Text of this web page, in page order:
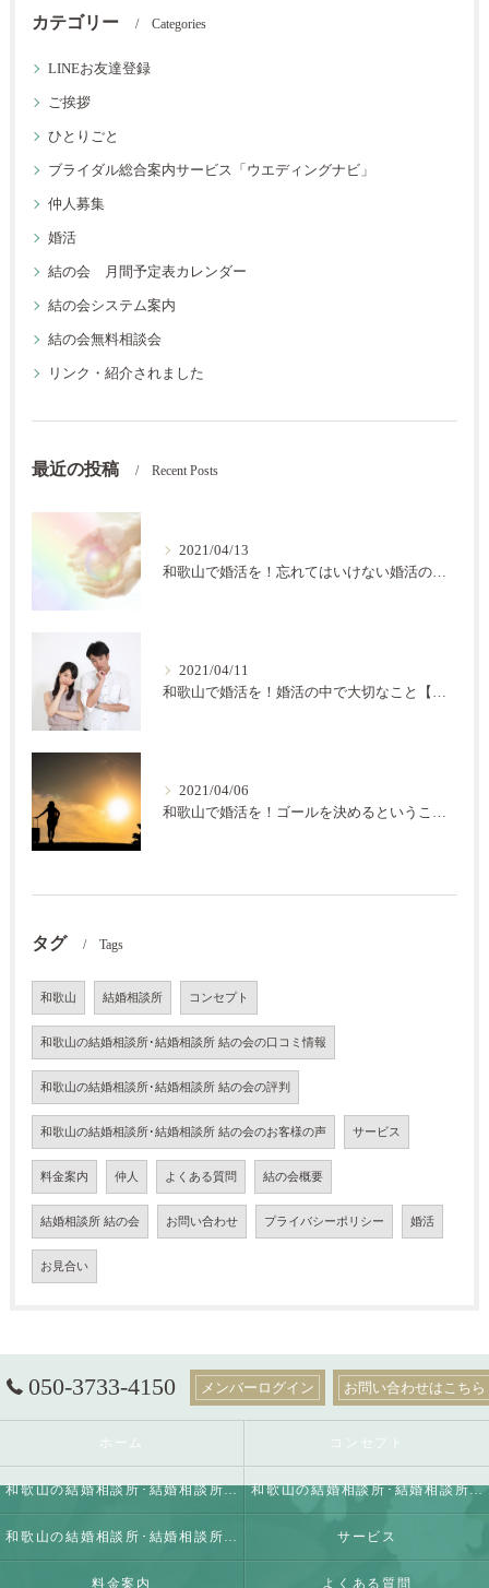
カテゴリー Categories
LINEお友達登録
ご挨拶
ひとりごと
ブライダル総合案内サービス「ウエディングナビ」
仲人募集
婚活
結の会 月間予定表カレンダー
結の会システム案内
結の会無料相談会
リンク・紹介されました
最近の投稿 Recent Posts
2021/04/13
和歌山で婚活を！忘れてはいけない婚活の秘訣【結の会】
2021/04/11
和歌山で婚活を！婚活の中で大切なこと【結の会】
2021/04/06
和歌山で婚活を！ゴールを決めるということ【結の会】
タグ Tags
和歌山 結婚相談所 コンセプト
和歌山の結婚相談所･結婚相談所 結の会の口コミ情報
和歌山の結婚相談所･結婚相談所 結の会の評判
和歌山の結婚相談所･結婚相談所 結の会のお客様の声 サービス
料金案内 仲人 よくある質問 結の会概要
結婚相談所 結の会 お問い合わせ プライバシーポリシー 婚活
お見合い
050-3733-4150 メンバーログイン お問い合わせはこちら
ホーム コンセプト
和歌山の結婚相談所･結婚相談所 結の会の口コミ情報 和歌山の結婚相談所･結婚相談所 結の会の評判
和歌山の結婚相談所･結婚相談所 結の会のお客様の声 サービス
料金案内 よくある質問